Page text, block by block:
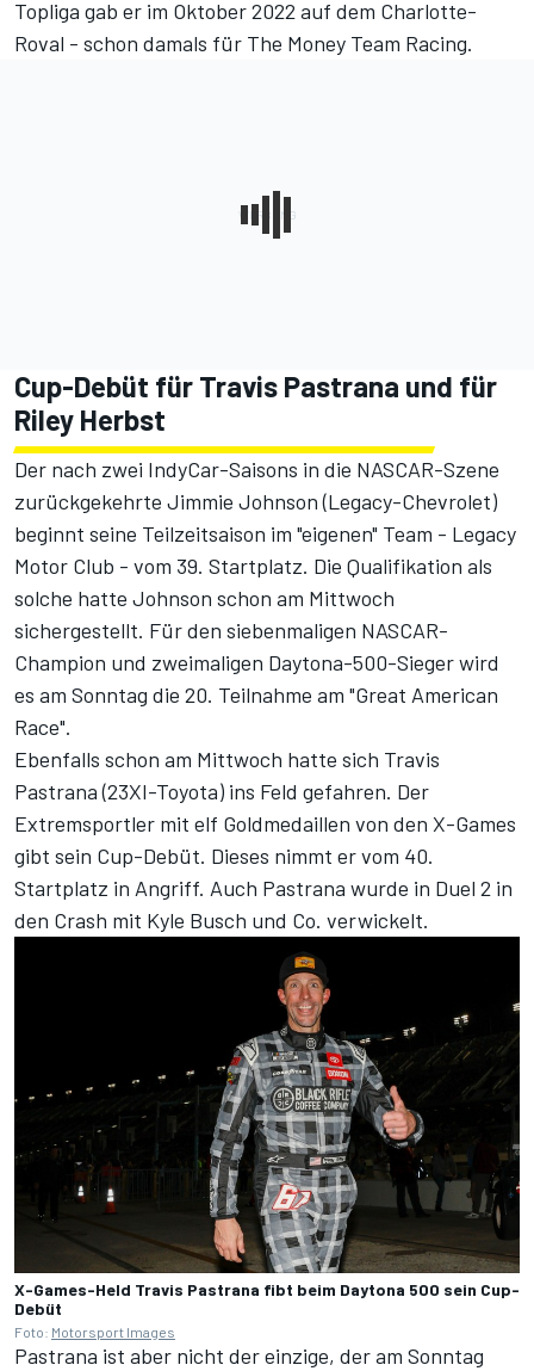
Topliga gab er im Oktober 2022 auf dem Charlotte-
Roval - schon damals für The Money Team Racing.
Cup-Debüt für Travis Pastrana und für
Riley Herbst
Der nach zwei IndyCar-Saisons in die NASCAR-Szene
zurückgekehrte Jimmie Johnson (Legacy-Chevrolet)
beginnt seine Teilzeitsaison im "eigenen" Team - Legacy
Motor Club - vom 39. Startplatz. Die Qualifikation als
solche hatte Johnson schon am Mittwoch
sichergestellt. Für den siebenmaligen NASCAR-
Champion und zweimaligen Daytona-500-Sieger wird
es am Sonntag die 20. Teilnahme am "Great American
Race".
Ebenfalls schon am Mittwoch hatte sich Travis
Pastrana (23XI-Toyota) ins Feld gefahren. Der
Extremsportler mit elf Goldmedaillen von den X-Games
gibt sein Cup-Debüt. Dieses nimmt er vom 40.
Startplatz in Angriff. Auch Pastrana wurde in Duel 2 in
den Crash mit Kyle Busch und Co. verwickelt.
X-Games-Held Travis Pastrana fibt beim Daytona 500 sein Cup-
Debüt
Foto: Motorsport Images
Pastrana ist aber nicht der einzige, der am Sonntag